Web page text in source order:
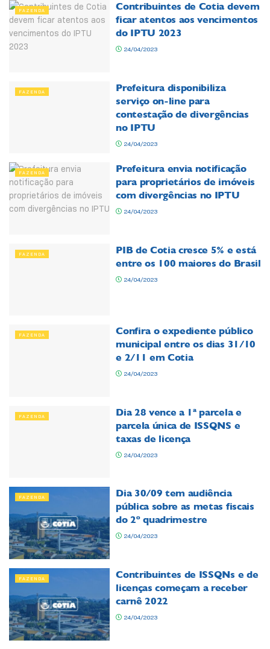
FAZENDA
Contribuintes de Cotia devem
ficar atentos aos vencimentos
do IPTU 2023
24/04/2023
FAZENDA
Prefeitura disponibiliza
serviço on-line para
contestação de divergências
no IPTU
24/04/2023
FAZENDA
Prefeitura envia notificação
para proprietários de imóveis
com divergências no IPTU
24/04/2023
FAZENDA
PIB de Cotia cresce 5% e está
entre os 100 maiores do Brasil
24/04/2023
FAZENDA
Confira o expediente público
municipal entre os dias 31/10
e 2/11 em Cotia
24/04/2023
FAZENDA
Dia 28 vence a 1ª parcela e
parcela única de ISSQNS e
taxas de licença
24/04/2023
FAZENDA
Dia 30/09 tem audiência
pública sobre as metas fiscais
do 2º quadrimestre
24/04/2023
FAZENDA
Contribuintes de ISSQNs e de
licenças começam a receber
carnê 2022
24/04/2023